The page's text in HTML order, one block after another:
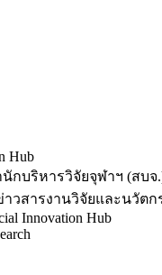
Hub
นักบริหารวิจัยจุฬาฯ (สบจ
าวสารงานวิจัยและนวัตก
Innovation Hub